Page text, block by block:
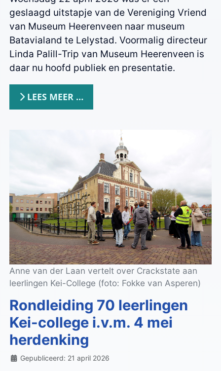
geslaagd uitstapje van de Vereniging Vriend
van Museum Heerenveen naar museum
Batavialand te Lelystad. Voormalig directeur
Linda Palill-Trip van Museum Heerenveen is
daar nu hoofd publiek en presentatie.
LEES MEER …
Anne van der Laan vertelt over Crackstate aan
leerlingen Kei-College (foto: Fokke van Asperen)
Rondleiding 70 leerlingen
Kei-college i.v.m. 4 mei
herdenking
Details
Gepubliceerd: 21 april 2026